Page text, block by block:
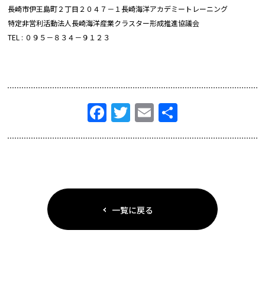
長崎市伊王島町２丁目２０４７－１長崎海洋アカデミートレーニング
特定非営利活動法人長崎海洋産業クラスター形成推進協議会
TEL : ０９５－８３４－９１２３
Facebook
Twitter
Email
有
一覧に戻る